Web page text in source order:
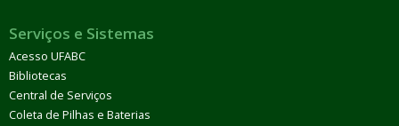
Serviços e Sistemas
Acesso UFABC
Bibliotecas
Central de Serviços
Coleta de Pilhas e Baterias